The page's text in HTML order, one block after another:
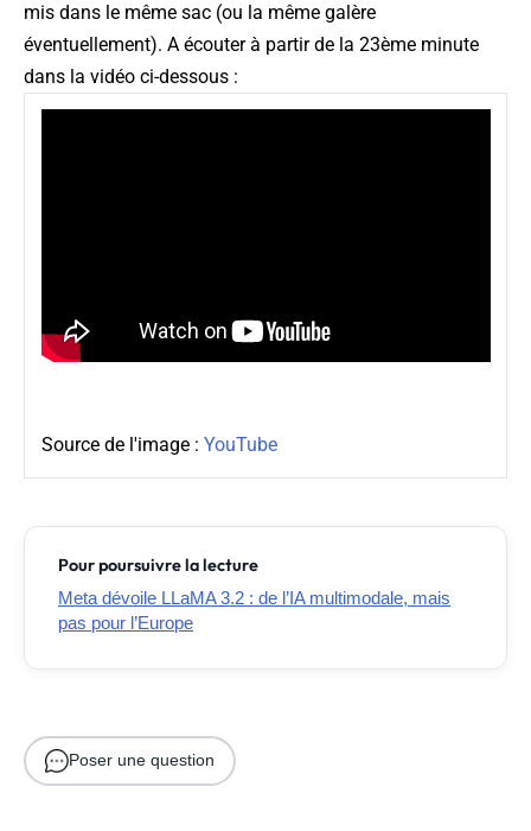
mis dans le même sac (ou la même galère
éventuellement). A écouter à partir de la 23ème minute
dans la vidéo ci-dessous :
Source de l'image : YouTube
Pour poursuivre la lecture
Meta dévoile LLaMA 3.2 : de l’IA multimodale, mais
pas pour l’Europe
Poser une question